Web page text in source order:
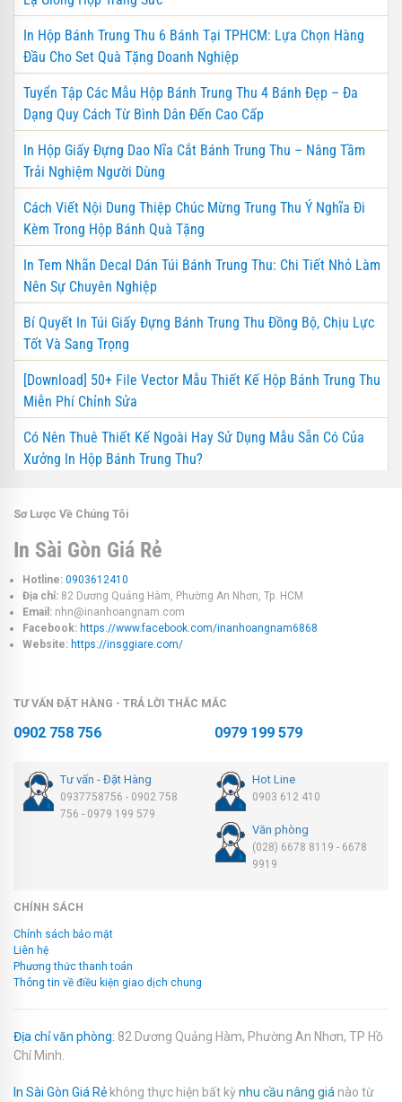
In Hộp Bánh Trung Thu 6 Bánh Tại TPHCM: Lựa Chọn Hàng
Đầu Cho Set Quà Tặng Doanh Nghiệp
Tuyển Tập Các Mẫu Hộp Bánh Trung Thu 4 Bánh Đẹp – Đa
Dạng Quy Cách Từ Bình Dân Đến Cao Cấp
In Hộp Giấy Đựng Dao Nĩa Cắt Bánh Trung Thu – Nâng Tầm
Trải Nghiệm Người Dùng
Cách Viết Nội Dung Thiệp Chúc Mừng Trung Thu Ý Nghĩa Đi
Kèm Trong Hộp Bánh Quà Tặng
In Tem Nhãn Decal Dán Túi Bánh Trung Thu: Chi Tiết Nhỏ Làm
Nên Sự Chuyên Nghiệp
Bí Quyết In Túi Giấy Đựng Bánh Trung Thu Đồng Bộ, Chịu Lực
Tốt Và Sang Trọng
[Download] 50+ File Vector Mẫu Thiết Kế Hộp Bánh Trung Thu
Miễn Phí Chỉnh Sửa
Có Nên Thuê Thiết Kế Ngoài Hay Sử Dụng Mẫu Sẵn Có Của
Xưởng In Hộp Bánh Trung Thu?
Sơ Lược Về Chúng Tôi
In Sài Gòn Giá Rẻ
Hotline: 0903612410
Địa chỉ: 82 Dương Quảng Hàm, Phường An Nhơn, Tp. HCM
Email: nhn@inanhoangnam.com
Facebook: https://www.facebook.com/inanhoangnam6868
Website: https://insggiare.com/
TƯ VẤN ĐẶT HÀNG - TRẢ LỜI THẮC MẮC
0902 758 756 0979 199 579
Tư vấn - Đặt Hàng
0937758756 - 0902 758
756 - 0979 199 579
Hot Line
0903 612 410
Văn phòng
(028) 6678 8119 - 6678
9919
CHÍNH SÁCH
Chính sách bảo mật
Liên hệ
Phương thức thanh toán
Thông tin về điều kiện giao dịch chung
Địa chỉ văn phòng: 82 Dương Quảng Hàm, Phường An Nhơn, TP Hồ
Chí Minh.
In Sài Gòn Giá Rẻ không thực hiện bất kỳ nhu cầu nâng giá nào từ